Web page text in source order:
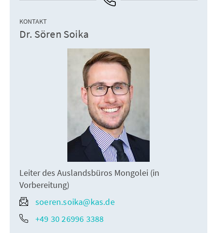
KONTAKT
Dr. Sören Soika
Leiter des Auslandsbüros Mongolei (in
Vorbereitung)
soeren.soika@kas.de
+49 30 26996 3388